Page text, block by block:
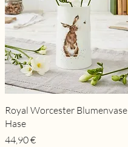
Schnellansicht
Royal Worcester Blumenvase
Hase
Preis
44,90 €